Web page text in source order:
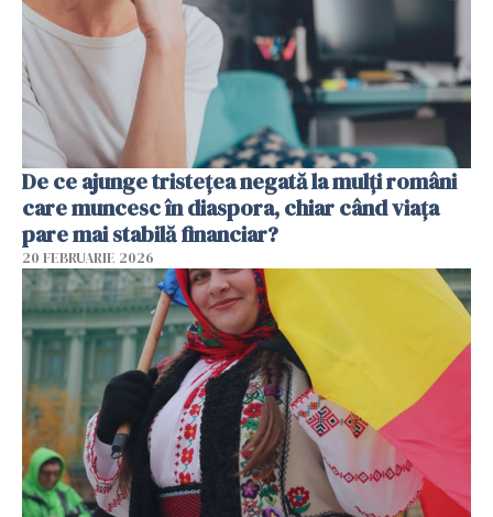
De ce ajunge tristețea negată la mulți români
care muncesc în diaspora, chiar când viața
pare mai stabilă financiar?
20 FEBRUARIE 2026